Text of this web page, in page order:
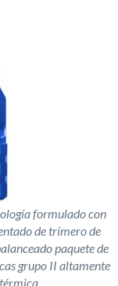
formulado con
de trímero de
paquete de
grupo II altamente